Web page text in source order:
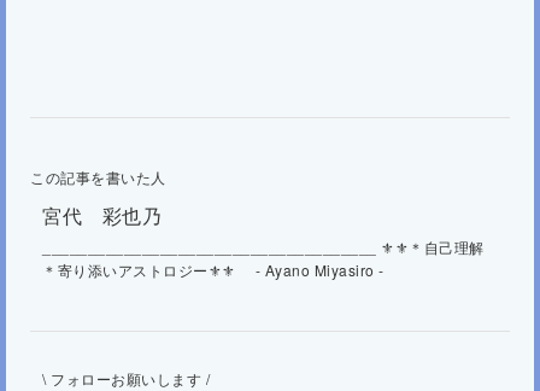
この記事を書いた人
宮代 彩也乃
_____________________________________ ⚜⚜＊自己理解
＊寄り添いアストロジー⚜⚜ - Ayano Miyasiro -
\ フォローお願いします /